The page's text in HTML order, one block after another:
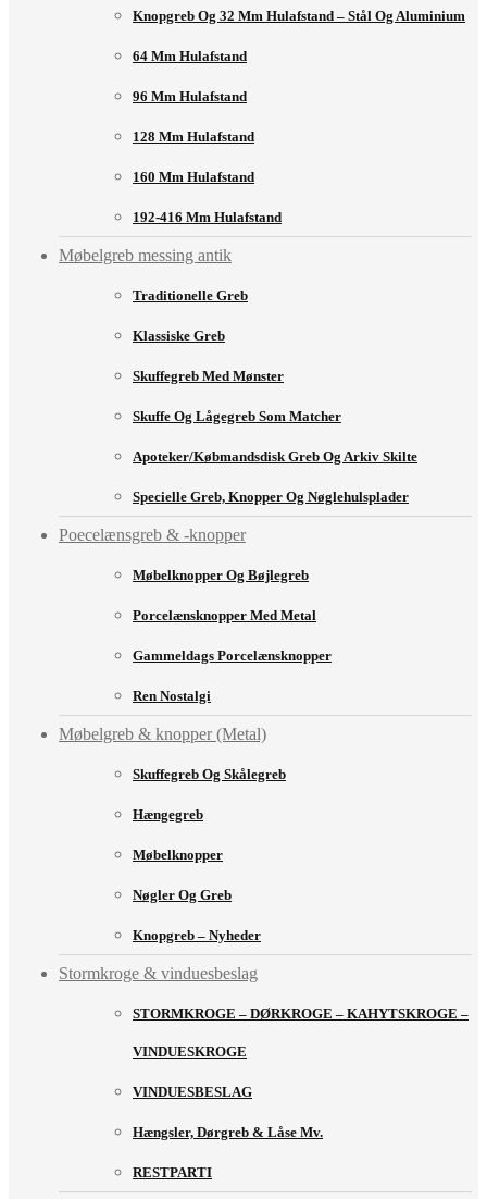
Knopgreb Og 32 Mm Hulafstand – Stål Og Aluminium
64 Mm Hulafstand
96 Mm Hulafstand
128 Mm Hulafstand
160 Mm Hulafstand
192-416 Mm Hulafstand
Møbelgreb messing antik
Traditionelle Greb
Klassiske Greb
Skuffegreb Med Mønster
Skuffe Og Lågegreb Som Matcher
Apoteker/købmandsdisk Greb Og Arkiv Skilte
Specielle Greb, Knopper Og Nøglehulsplader
Poecelænsgreb & -knopper
Møbelknopper Og Bøjlegreb
Porcelænsknopper Med Metal
Gammeldags Porcelænsknopper
Ren Nostalgi
Møbelgreb & knopper (Metal)
Skuffegreb Og Skålegreb
Hængegreb
Møbelknopper
Nøgler Og Greb
Knopgreb – Nyheder
Stormkroge & vinduesbeslag
STORMKROGE – DØRKROGE – KAHYTSKROGE –
VINDUESKROGE
VINDUESBESLAG
Hængsler, Dørgreb & Låse Mv.
RESTPARTI